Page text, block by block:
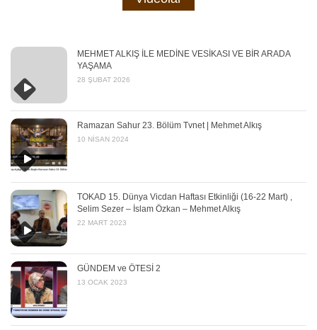
MEHMET ALKIŞ İLE MEDİNE VESİKASI VE BİR ARADA
YAŞAMA
28 ŞUBAT 2026
Ramazan Sahur 23. Bölüm Tvnet | Mehmet Alkış
10 NISAN 2024
TOKAD 15. Dünya Vicdan Haftası Etkinliği (16-22 Mart) ,
Selim Sezer – İslam Özkan – Mehmet Alkış
22 MART 2023
GÜNDEM ve ÖTESİ 2
13 OCAK 2023